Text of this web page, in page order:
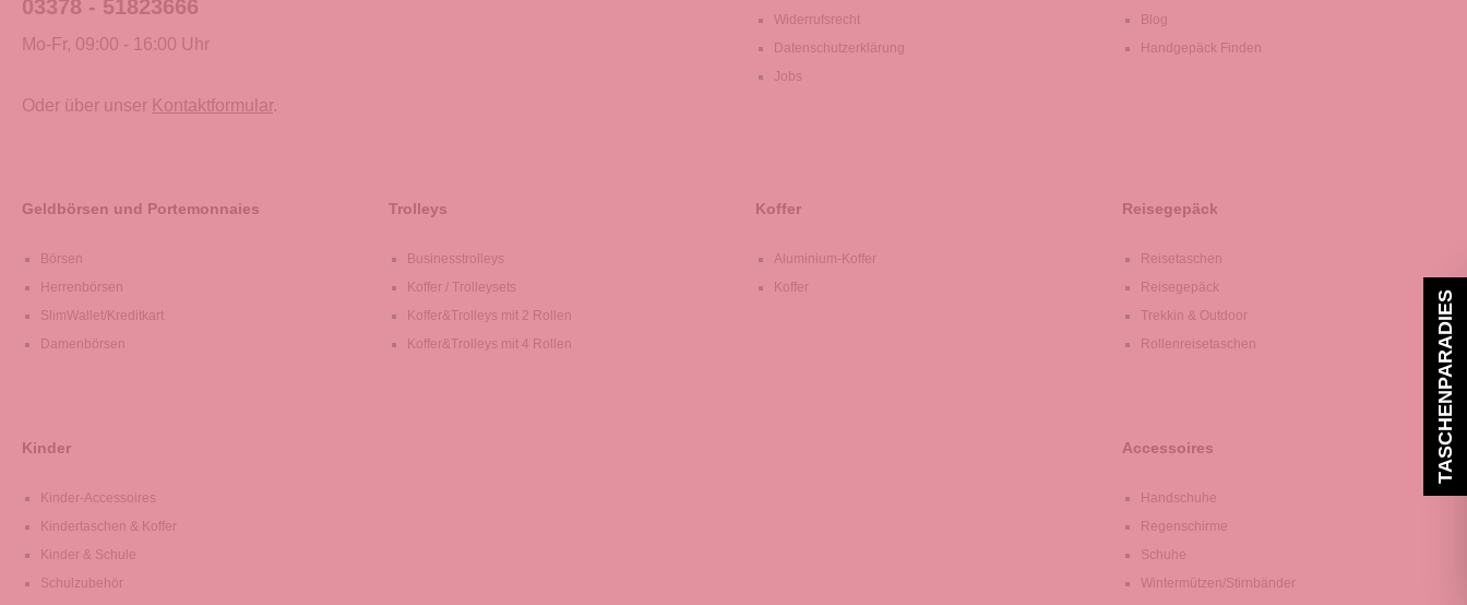
03378 - 51823666
Mo-Fr, 09:00 - 16:00 Uhr
Oder über unser Kontaktformular.
Widerrufsrecht
Datenschutzerklärung
Jobs
Blog
Handgepäck Finden
Geldbörsen und Portemonnaies
Börsen
Herrenbörsen
SlimWallet/Kreditkart
Damenbörsen
Trolleys
Businesstrolleys
Koffer / Trolleysets
Koffer&Trolleys mit 2 Rollen
Koffer&Trolleys mit 4 Rollen
Koffer
Aluminium-Koffer
Koffer
Reisegepäck
Reisetaschen
Reisegepäck
Trekkin & Outdoor
Rollenreisetaschen
Kinder
Kinder-Accessoires
Kindertaschen & Koffer
Kinder & Schule
Schulzubehör
Accessoires
Handschuhe
Regenschirme
Schuhe
Wintermützen/Stirnbänder
TASCHENPARADIES